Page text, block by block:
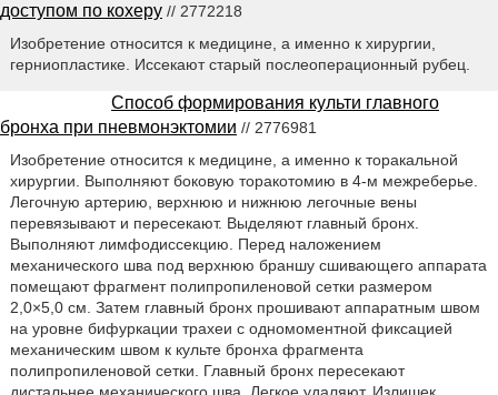
доступом по кохеру // 2772218
Изобретение относится к медицине, а именно к хирургии,
герниопластике. Иссекают старый послеоперационный рубец.
Способ формирования культи главного
бронха при пневмонэктомии // 2776981
Изобретение относится к медицине, а именно к торакальной
хирургии. Выполняют боковую торакотомию в 4-м межреберье.
Легочную артерию, верхнюю и нижнюю легочные вены
перевязывают и пересекают. Выделяют главный бронх.
Выполняют лимфодиссекцию. Перед наложением
механического шва под верхнюю браншу сшивающего аппарата
помещают фрагмент полипропиленовой сетки размером
2,0×5,0 см. Затем главный бронх прошивают аппаратным швом
на уровне бифуркации трахеи с одномоментной фиксацией
механическим швом к культе бронха фрагмента
полипропиленовой сетки. Главный бронх пересекают